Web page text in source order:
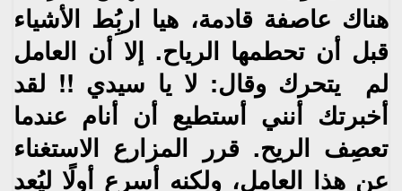
‬هناك عاصفة قادمة،‮ ‬هيا اربُِط الأشياء
قبل أن تحطمها الرياح‮. ‬إلا أن العامل
لم‮ ‬ يتحرك وقال‮: ‬لا‮ ‬يا سيدي‮ !! ‬لقد
أخبرتك أنني أستطيع أن أنام عندما
تعصِف الريح‮. ‬قرر المزارع الاستغناء
عن هذا العامل،‮ ‬ولكنه أسرع أولًا ليُعد